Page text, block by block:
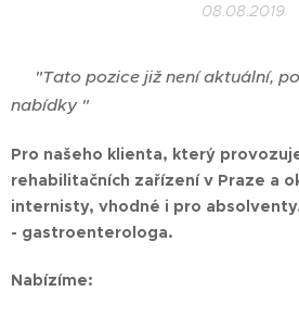
08.08.2019
"Tato pozice již není aktuální,
nabídky "
Pro našeho klienta, který
rehabilitačních zařízení v Praze a
internisty, vhodné i pro
- gastroenterologa.
Nabízíme: